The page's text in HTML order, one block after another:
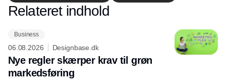
Annonce
Relateret indhold
Business
06.08.2026 Designbase.dk
Nye regler skærper krav til grøn
markedsføring